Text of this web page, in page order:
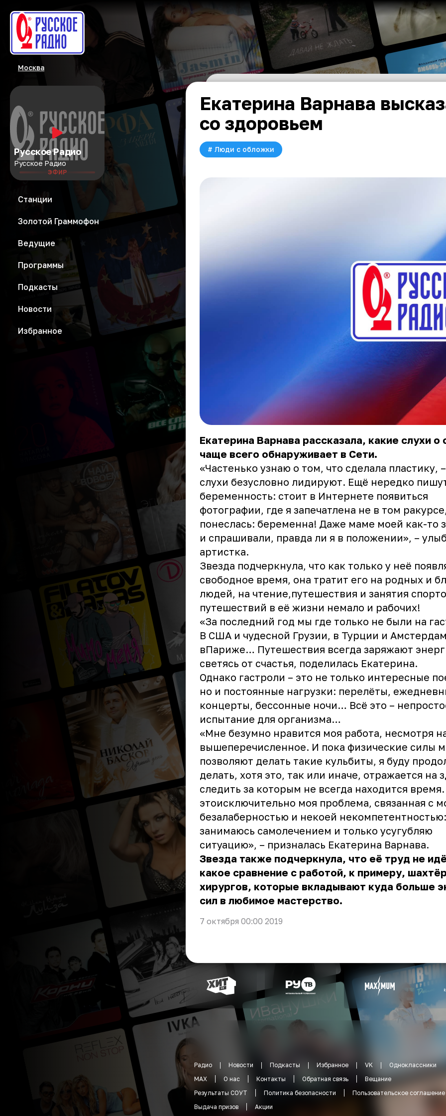
Москва
Русское Радио
Русское Радио
ЭФИР
Станции
Золотой Граммофон
Ведущие
Программы
Подкасты
Новости
Избранное
Екатерина Варнава
со здоровьем
# Люди с обложки
Екатерина Варнава рассказала, какие слухи о
чаще всего обнаруживает в Сети.
«Частенько узнаю о том, что сделала пластику,
слухи безусловно лидируют. Ещё нередко
беременность: стоит в Интернете появиться
фотографии, где я запечатлена не в том
понеслась: беременна! Даже маме моей как-то
и спрашивали, правда ли я в положении», –
артистка.
Звезда подчеркнула, что как только у неё
свободное время, она тратит его на родных и
людей, на чтение,путешествия и занятия
путешествий в её жизни немало и рабочих!
«За последний год мы где только не были на
В США и чудесной Грузии, в Турции и
вПариже… Путешествия всегда заряжают
светясь от счастья, поделилась Екатерина.
Однако гастроли – это не только интересные
но и постоянные нагрузки: перелёты,
концерты, бессонные ночи… Всё это –
испытание для организма…
«Мне безумно нравится моя работа, несмотря
вышеперечисленное. И пока физические силы
позволяют делать такие кульбиты, я буду
делать, хотя это, так или иначе, отражается на
следить за которым не всегда находится
этоисключительно моя проблема, связанная с
безалаберностью и некоей
занимаюсь самолечением и только усугубляю
ситуацию», – призналась Екатерина Варнава.
Звезда также подчеркнула, что её труд не
какое сравнение с работой, к примеру,
хирургов, которые вкладывают куда больше
сил в любимое мастерство.
7 октября 00:00 2019
Радио Новости Подкасты Избранное VK
Одноклассники
MAX
О нас Контакты Обратная связь
Вещание
Результаты СОУТ
Политика безопасности
Пользовательское соглашение
Выдача призов
Акции